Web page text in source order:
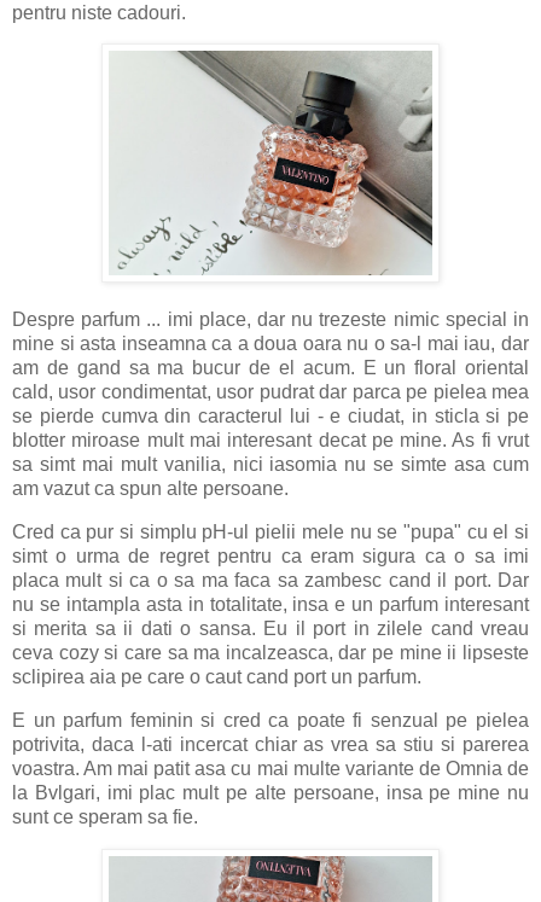
pentru niste cadouri.
Despre parfum ... imi place, dar nu trezeste nimic special in
mine si asta inseamna ca a doua oara nu o sa-l mai iau, dar
am de gand sa ma bucur de el acum. E un floral oriental
cald, usor condimentat, usor pudrat dar parca pe pielea mea
se pierde cumva din caracterul lui - e ciudat, in sticla si pe
blotter miroase mult mai interesant decat pe mine. As fi vrut
sa simt mai mult vanilia, nici iasomia nu se simte asa cum
am vazut ca spun alte persoane.
Cred ca pur si simplu pH-ul pielii mele nu se "pupa" cu el si
simt o urma de regret pentru ca eram sigura ca o sa imi
placa mult si ca o sa ma faca sa zambesc cand il port. Dar
nu se intampla asta in totalitate, insa e un parfum interesant
si merita sa ii dati o sansa. Eu il port in zilele cand vreau
ceva cozy si care sa ma incalzeasca, dar pe mine ii lipseste
sclipirea aia pe care o caut cand port un parfum.
E un parfum feminin si cred ca poate fi senzual pe pielea
potrivita, daca l-ati incercat chiar as vrea sa stiu si parerea
voastra. Am mai patit asa cu mai multe variante de Omnia de
la Bvlgari, imi plac mult pe alte persoane, insa pe mine nu
sunt ce speram sa fie.